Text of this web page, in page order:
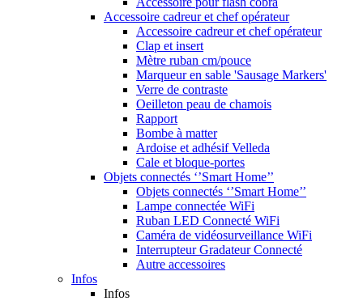
Accessoire cadreur et chef opérateur
Accessoire cadreur et chef opérateur
Clap et insert
Mètre ruban cm/pouce
Marqueur en sable 'Sausage Markers'
Verre de contraste
Oeilleton peau de chamois
Rapport
Bombe à matter
Ardoise et adhésif Velleda
Cale et bloque-portes
Objets connectés ‘’Smart Home’’
Objets connectés ‘’Smart Home’’
Lampe connectée WiFi
Ruban LED Connecté WiFi
Caméra de vidéosurveillance WiFi
Interrupteur Gradateur Connecté
Autre accessoires
Infos
Infos